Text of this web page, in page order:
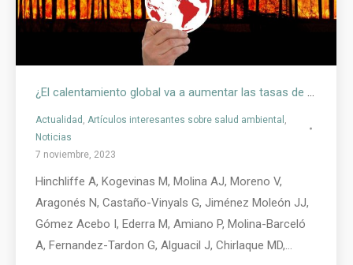
Actualidad Artículos interesantes sobre salud ambiental
Noticias
7 noviembre, 2023
Hinchliffe A, Kogevinas M, Molina AJ, Moreno V,
Aragonés N, Castaño-Vinyals G, Jiménez Moleón JJ,
Gómez Acebo I, Ederra M, Amiano P, Molina-Barceló
A, Fernandez-Tardon G, Alguacil J, Chirlaque MD,…